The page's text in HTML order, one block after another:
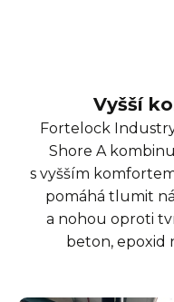
Vyšší
Fortelock
Shore A
s vyšším
pomáhá tlumit
a nohou oproti
beton, epoxid